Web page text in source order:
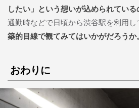
したい」という想いが込められている
通勤時などで日頃から渋谷駅を利用し
築的目線で観てみてはいかがだろうか
おわりに